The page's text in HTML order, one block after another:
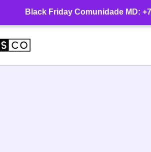
Black Friday Comunidade MD: